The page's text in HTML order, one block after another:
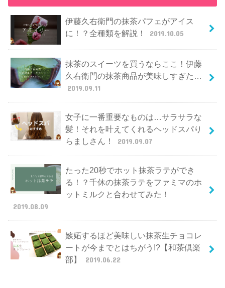
伊藤久右衛門の抹茶パフェがアイス
に！？全種類を解説！
2019.10.05
抹茶のスイーツを買うならここ！伊藤
久右衛門の抹茶商品が美味しすぎた…
2019.09.11
女子に一番重要なものは…サラサラな
髪！それを叶えてくれるヘッドスパり
らましさん！
2019.09.07
たった20秒でホット抹茶ラテができ
る！？千休の抹茶ラテをファミマのホ
ットミルクと合わせてみた！
2019.08.09
嫉妬するほど美味しい抹茶生チョコレ
ートが今までとはちがう!?【和茶倶楽
部】
2019.06.22